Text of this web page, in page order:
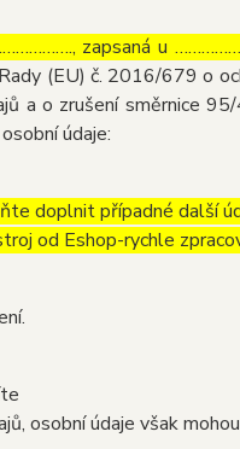
zapsaná u
(EU) č. 2016/679 o
a o zrušení směrnice
údaje:
doplnit případné další
od Eshop-rychle
osobní údaje však